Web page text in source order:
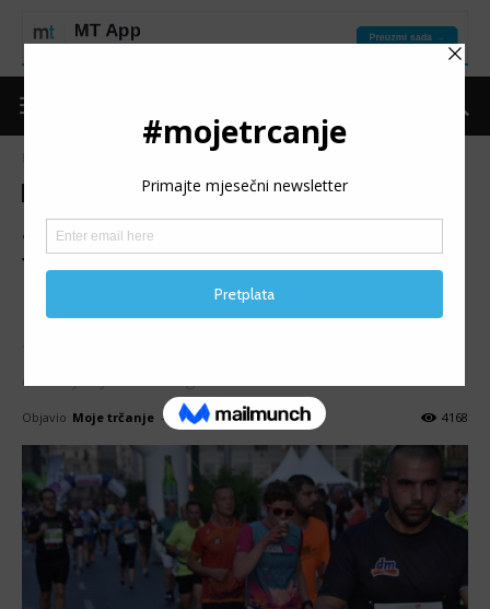
SARAJEVO 10K: Samardžić i
Trožić najbrži, blizu 700
učesnika
Run4Lifestyle - 10K Night Run.
Objavio Moje trčanje - 14/06/2019 4168